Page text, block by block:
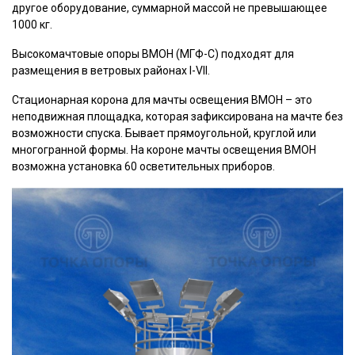
другое оборудование, суммарной массой не превышающее
1000 кг.
Высокомачтовые опоры ВМОН (МГФ-С) подходят для
размещения в ветровых районах I-VII.
Стационарная корона для мачты освещения ВМОН – это
неподвижная площадка, которая зафиксирована на мачте без
возможности спуска. Бывает прямоугольной, круглой или
многогранной формы. На короне мачты освещения ВМОН
возможна установка 60 осветительных приборов.